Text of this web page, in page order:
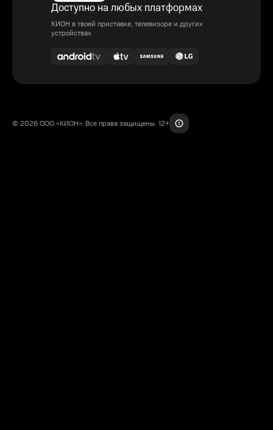
Доступно на любых платформах
КИОН в твоей приставке, телевизоре и других
устройствах
© 2026 ООО «КИОН». Все права защищены. 12+